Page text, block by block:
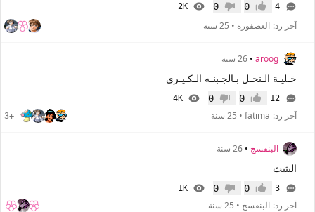
4 إعجاب0 عدم إعجاب
0
2K
آخر رد: العصفورة • 25 سنة
aroog
• 26 سنة
خـليـة الـنحـل بـالجـبنـه الـكـيـري
12 إعجاب0 عدم إعجاب
0
4K
آخر رد: fatima
• 25 سنة +3
البنفسج • 26 سنة
البثيث
3 إعجاب0 عدم إعجاب
0
1K
آخر رد: البنفسج • 25 سنة